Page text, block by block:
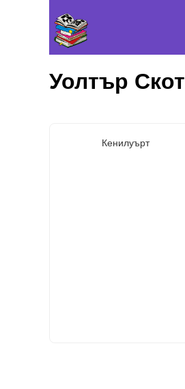
Уолтър Скот
Кенилуърт